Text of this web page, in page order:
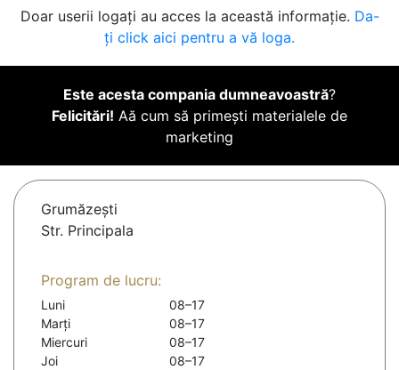
Doar userii logați au acces la această informație. Da-
ți click aici pentru a vă loga.
Este acesta compania dumneavoastră?
Felicitări! Aă cum să primești materialele de
marketing
Grumăzeşti
Str. Principala
Program de lucru:
Luni
08–17
Marți
08–17
Miercuri
08–17
Joi
08–17